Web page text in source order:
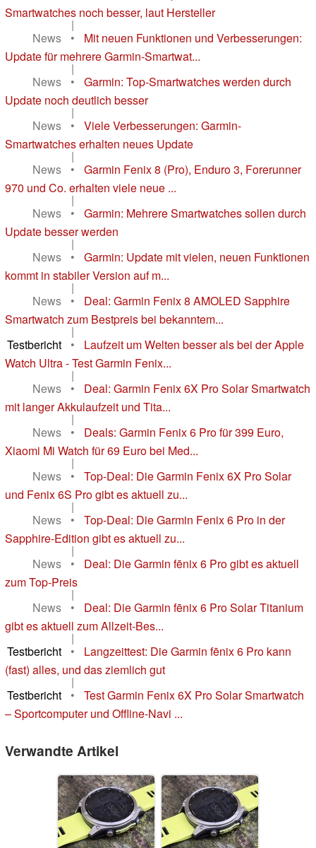
Smartwatches noch besser, laut Hersteller
|
News
•
Mit neuen Funktionen und Verbesserungen:
Update für mehrere Garmin-Smartwat...
|
News
•
Garmin: Top-Smartwatches werden durch
Update noch deutlich besser
|
News
•
Viele Verbesserungen: Garmin-
Smartwatches erhalten neues Update
|
News
•
Garmin Fenix 8 (Pro), Enduro 3, Forerunner
970 und Co. erhalten viele neue ...
|
News
•
Garmin: Mehrere Smartwatches sollen durch
Update besser werden
|
News
•
Garmin: Update mit vielen, neuen Funktionen
kommt in stabiler Version auf m...
|
News
•
Deal: Garmin Fenix 8 AMOLED Sapphire
Smartwatch zum Bestpreis bei bekanntem...
|
Testbericht
•
Laufzeit um Welten besser als bei der Apple
Watch Ultra - Test Garmin Fenix...
|
News
•
Deal: Garmin Fenix 6X Pro Solar Smartwatch
mit langer Akkulaufzeit und Tita...
|
News
•
Deals: Garmin Fenix 6 Pro für 399 Euro,
Xiaomi Mi Watch für 69 Euro bei Med...
|
News
•
Top-Deal: Die Garmin Fenix 6X Pro Solar
und Fenix 6S Pro gibt es aktuell zu...
|
News
•
Top-Deal: Die Garmin Fenix 6 Pro in der
Sapphire-Edition gibt es aktuell zu...
|
News
•
Deal: Die Garmin fēnix 6 Pro gibt es aktuell
zum Top-Preis
|
News
•
Deal: Die Garmin fēnix 6 Pro Solar Titanium
gibt es aktuell zum Allzeit-Bes...
|
Testbericht
•
Langzeittest: Die Garmin fēnix 6 Pro kann
(fast) alles, und das ziemlich gut
|
Testbericht
•
Test Garmin Fenix 6X Pro Solar Smartwatch
– Sportcomputer und Offline-Navi ...
Verwandte Artikel